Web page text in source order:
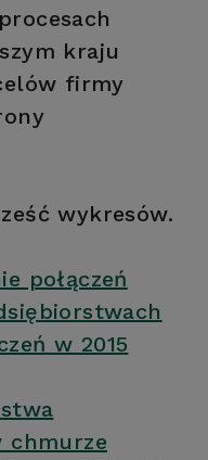
kraju
firmy
wykresów.
połączeń
w 2015
chmurze